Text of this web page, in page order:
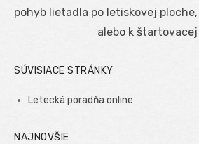
pohyb lietadla po letiskovej
alebo k štartovacej
SÚVISIACE STRÁNKY
Letecká poradňa online
NAJNOVŠIE